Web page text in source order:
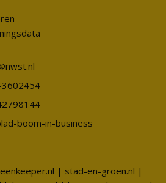
boom-in-business
| stad-en-groen.nl |